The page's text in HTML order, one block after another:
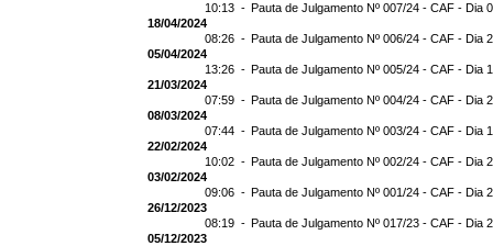
10:13 - Pauta de Julgamento Nº 007/24 - CAF - Dia
18/04/2024
08:26 - Pauta de Julgamento Nº 006/24 - CAF - Dia
05/04/2024
13:26 - Pauta de Julgamento Nº 005/24 - CAF - Dia
21/03/2024
07:59 - Pauta de Julgamento Nº 004/24 - CAF - Dia
08/03/2024
07:44 - Pauta de Julgamento Nº 003/24 - CAF - Dia
22/02/2024
10:02 - Pauta de Julgamento Nº 002/24 - CAF - Dia
03/02/2024
09:06 - Pauta de Julgamento Nº 001/24 - CAF - Dia
26/12/2023
08:19 - Pauta de Julgamento Nº 017/23 - CAF - Dia
05/12/2023